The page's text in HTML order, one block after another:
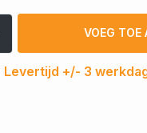
VOEG TOE
Levertijd +/- 3